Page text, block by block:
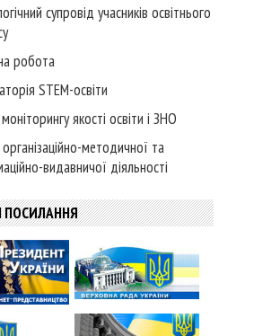
супровід учасників освітнього
робота
STEM-освіти
якості освіти і ЗНО
методичної та
видавничої діяльності
ПОСИЛАННЯ